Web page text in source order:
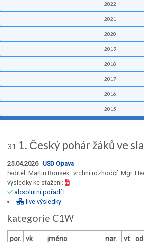
2022
2021
2020
2019
2018
2017
2016
2015
31 1. Český pohár žáků ve
25.04.2026 USD Opava
ředitel: Martin Rousek vrchní rozhodčí: Mgr.
výsledky ke stažení:
absolutní pořadíL
live výsledky
kategorie C1W
por. vk jméno nar. vt